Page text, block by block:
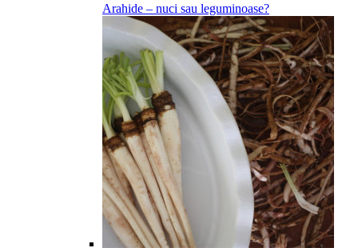
Arahide – nuci sau leguminoase?